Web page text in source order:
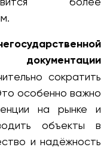
документации
сократить
особенно важно
на рынке и
объекты в
и надёжность